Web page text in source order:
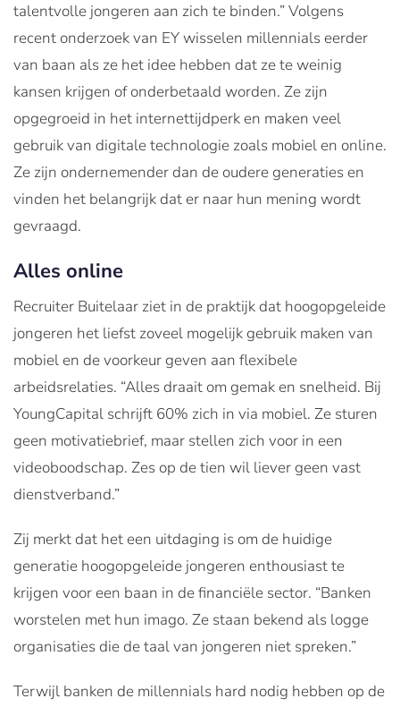
talentvolle jongeren aan zich te binden.” Volgens
recent onderzoek van EY wisselen millennials eerder
van baan als ze het idee hebben dat ze te weinig
kansen krijgen of onderbetaald worden. Ze zijn
opgegroeid in het internettijdperk en maken veel
gebruik van digitale technologie zoals mobiel en online.
Ze zijn ondernemender dan de oudere generaties en
vinden het belangrijk dat er naar hun mening wordt
gevraagd.
Alles online
Recruiter Buitelaar ziet in de praktijk dat hoogopgeleide
jongeren het liefst zoveel mogelijk gebruik maken van
mobiel en de voorkeur geven aan flexibele
arbeidsrelaties. “Alles draait om gemak en snelheid. Bij
YoungCapital schrijft 60% zich in via mobiel. Ze sturen
geen motivatiebrief, maar stellen zich voor in een
videoboodschap. Zes op de tien wil liever geen vast
dienstverband.”
Zij merkt dat het een uitdaging is om de huidige
generatie hoogopgeleide jongeren enthousiast te
krijgen voor een baan in de financiële sector. “Banken
worstelen met hun imago. Ze staan bekend als logge
organisaties die de taal van jongeren niet spreken.”
Terwijl banken de millennials hard nodig hebben op de